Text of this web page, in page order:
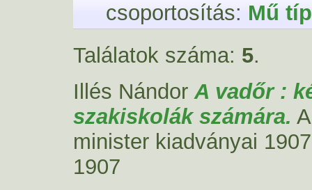
csoportosítás: Mű
Találatok száma: 5.
Illés Nándor A vadőr :
szakiskolák számára.
minister kiadványai
1907